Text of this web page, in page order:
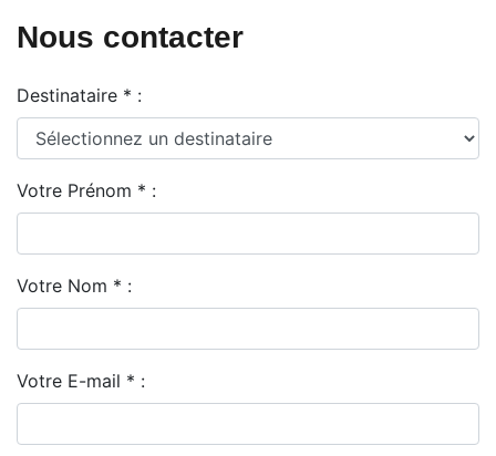
Nous contacter
Destinataire * :
Votre Prénom * :
Votre Nom * :
Votre E-mail * :